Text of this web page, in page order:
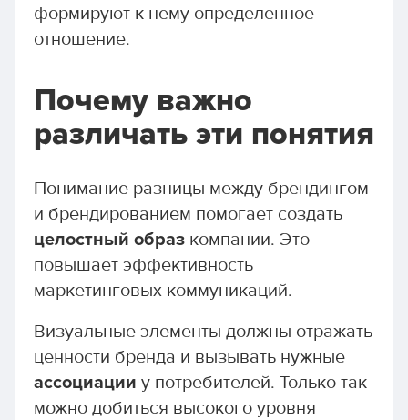
формируют к нему определенное
отношение.
Почему важно
различать эти понятия
Понимание разницы между брендингом
и брендированием помогает создать
целостный образкомпании. Это
повышает эффективность
маркетинговых коммуникаций.
Визуальные элементы должны отражать
ценности бренда и вызывать нужные
ассоциации у потребителей. Только так
можно добиться высокого уровня